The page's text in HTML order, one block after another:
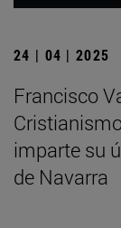
24 | 04 | 2025
Francisco
imparte su
de Navarra